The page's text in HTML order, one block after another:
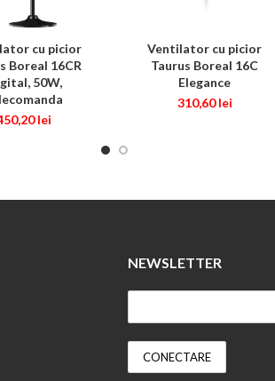
MAI MULT
cu picior
Boreal 16CR
50W,
lei
ADAUGĂ ÎN COȘ
Ventilator cu picior
Taurus Boreal 16C
Elegance
310,60lei
NEWSLETTER